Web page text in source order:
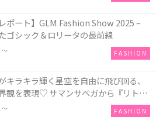
ポート】GLM Fashion Show 2025 –
ゴシック＆ロリータの最前線
FASHION
キラキラ輝く星空を自由に飛び回る、
観を表現♡ サマンサベガから『リトル
ズ』50周年アニバーサリーイヤー』を
FASHION